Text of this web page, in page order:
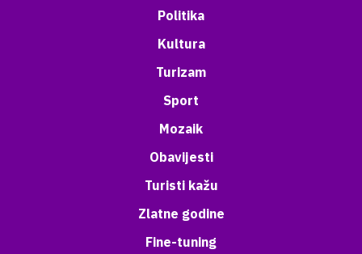
Politika
Kultura
Turizam
Sport
Mozaik
Obavijesti
Turisti kažu
Zlatne godine
Fine-tuning